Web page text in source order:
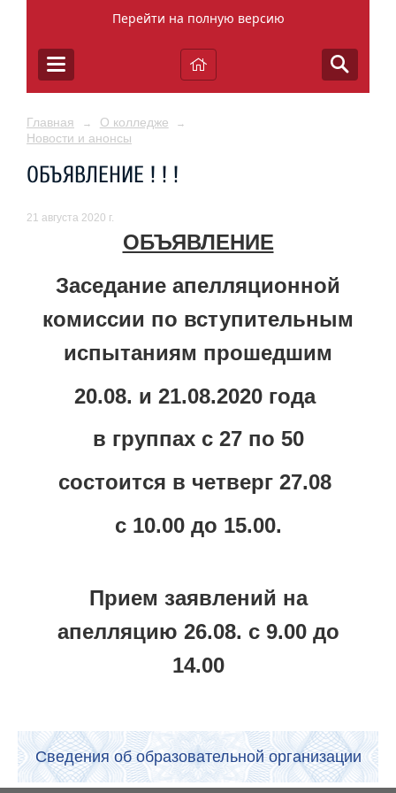
Перейти на полную версию
Главная → О колледже →
Новости и анонсы
ОБЪЯВЛЕНИЕ ! ! !
21 августа 2020 г.
ОБЪЯВЛЕНИЕ
Заседание апелляционной
комиссии по вступительным
испытаниям прошедшим
20.08. и 21.08.2020 года
в группах с 27 по 50
состоится в четверг 27.08
с 10.00 до 15.00.
Прием заявлений на
апелляцию 26.08. с 9.00 до
14.00
Сведения об образовательной организации